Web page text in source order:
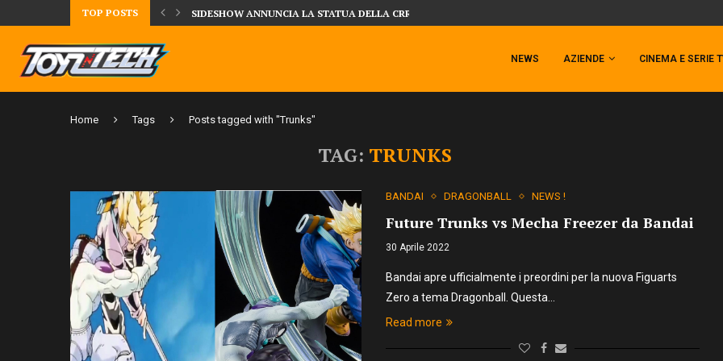
TOP POSTS
LA FIGURE DI IPPO MAKUNOUCHI! SIDESHOW ANNUNCIA LA STATUA DELLA CRRATURA DELLA LAGUNA...
NEWS AZIENDE CINEMA E SERIE
Home Tags Posts tagged with "Trunks"
TAG: TRUNKS
BANDAI DRAGONBALL NEWS !
Future Trunks vs Mecha Freezer da Bandai
30 Aprile 2022
Bandai apre ufficialmente i preordini per la nuova Figuarts
Zero a tema Dragonball. Questa…
Read more